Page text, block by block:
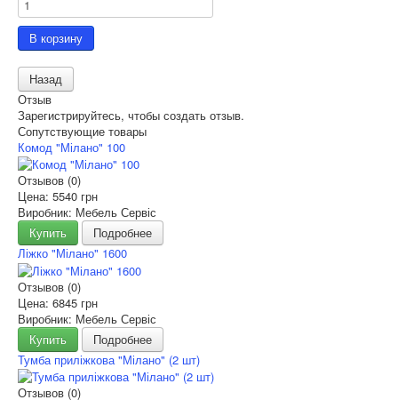
Отзыв
Зарегистрируйтесь, чтобы создать отзыв.
Сопутствующие товары
Комод "Мілано" 100
Отзывов (0)
Цена: 5540 грн
Виробник: Мебель Сервіс
Купить
Подробнее
Ліжко "Мілано" 1600
Отзывов (0)
Цена: 6845 грн
Виробник: Мебель Сервіс
Купить
Подробнее
Тумба приліжкова "Мілано" (2 шт)
Отзывов (0)